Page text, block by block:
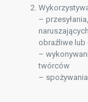
–
obraźliwe
–
twórców
–